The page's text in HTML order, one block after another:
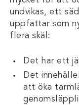
undvikas, ett
uppfattar som
flera skäl:
Det har ett
Det
att öka